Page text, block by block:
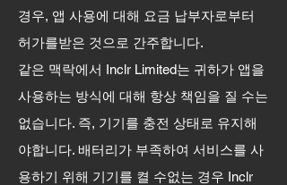
경우, 앱 사용에 대해 요금 납부자로부터
허가를받은 것으로 간주합니다.
같은 맥락에서 Inclr Limited는 귀하가 앱을
사용하는 방식에 대해 항상 책임을 질 수는
없습니다. 즉, 기기를 충전 상태로 유지해
야합니다. 배터리가 부족하여 서비스를 사
용하기 위해 기기를 켤 수없는 경우 Inclr